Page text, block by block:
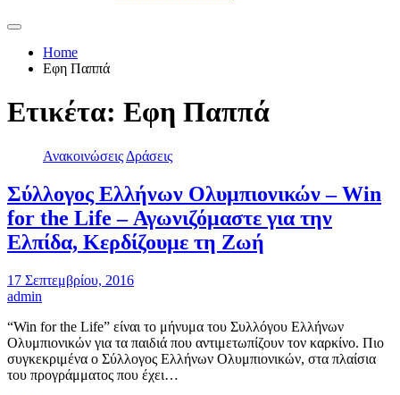
Home
Εφη Παππά
Ετικέτα: Εφη Παππά
Ανακοινώσεις Δράσεις
Σύλλογος Ελλήνων Ολυμπιονικών – Win
for the Life – Αγωνιζόμαστε για την
Ελπίδα, Κερδίζουμε τη Ζωή
17 Σεπτεμβρίου, 2016
admin
“Win for the Life” είναι το μήνυμα του Συλλόγου Ελλήνων
Ολυμπιονικών για τα παιδιά που αντιμετωπίζουν τον καρκίνο. Πιο
συγκεκριμένα ο Σύλλογος Ελλήνων Ολυμπιονικών, στα πλαίσια
του προγράμματος που έχει…